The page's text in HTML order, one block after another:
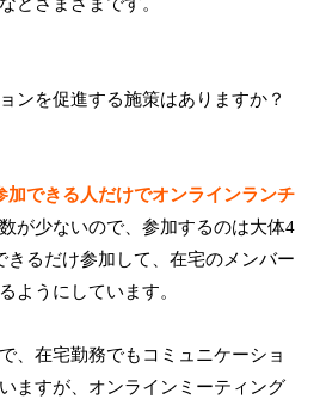
どさまざまです。
ンを促進する施策はありますか？
加できる人だけでオンラインランチ
が少ないので、参加するのは大体4
きるだけ参加して、在宅のメンバー
ようにしています。
、在宅勤務でもコミュニケーショ
ますが、オンラインミーティング